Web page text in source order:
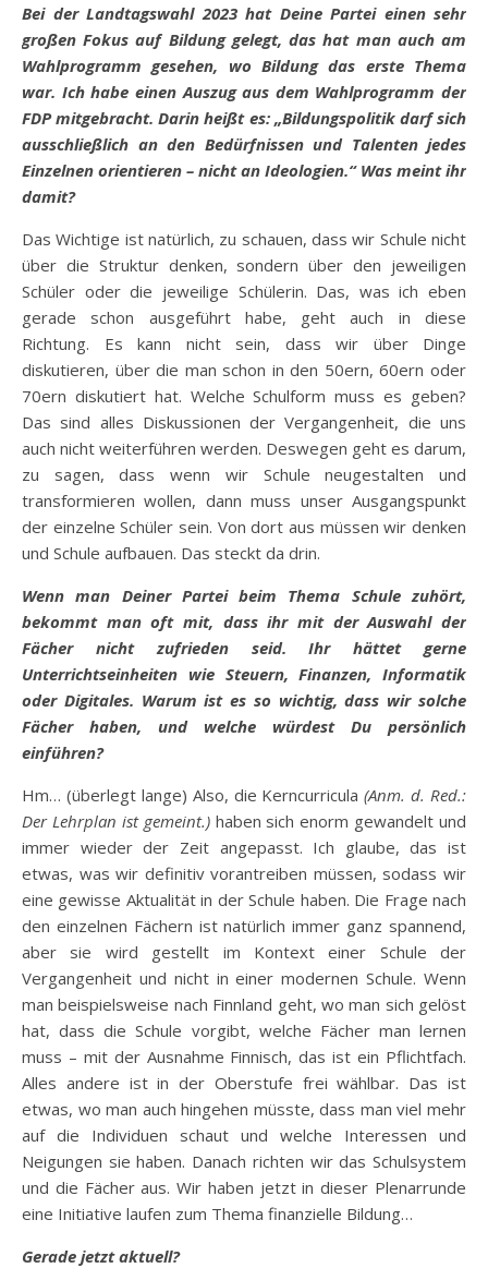
Bei der Landtagswahl 2023 hat Deine Partei einen sehr
großen Fokus auf Bildung gelegt, das hat man auch am
Wahlprogramm gesehen, wo Bildung das erste Thema
war. Ich habe einen Auszug aus dem Wahlprogramm der
FDP mitgebracht. Darin heißt es: „Bildungspolitik darf sich
ausschließlich an den Bedürfnissen und Talenten jedes
Einzelnen orientieren – nicht an Ideologien.“ Was meint ihr
damit?
Das Wichtige ist natürlich, zu schauen, dass wir Schule nicht
über die Struktur denken, sondern über den jeweiligen
Schüler oder die jeweilige Schülerin. Das, was ich eben
gerade schon ausgeführt habe, geht auch in diese
Richtung. Es kann nicht sein, dass wir über Dinge
diskutieren, über die man schon in den 50ern, 60ern oder
70ern diskutiert hat. Welche Schulform muss es geben?
Das sind alles Diskussionen der Vergangenheit, die uns
auch nicht weiterführen werden. Deswegen geht es darum,
zu sagen, dass wenn wir Schule neugestalten und
transformieren wollen, dann muss unser Ausgangspunkt
der einzelne Schüler sein. Von dort aus müssen wir denken
und Schule aufbauen. Das steckt da drin.
Wenn man Deiner Partei beim Thema Schule zuhört,
bekommt man oft mit, dass ihr mit der Auswahl der
Fächer nicht zufrieden seid. Ihr hättet gerne
Unterrichtseinheiten wie Steuern, Finanzen, Informatik
oder Digitales. Warum ist es so wichtig, dass wir solche
Fächer haben, und welche würdest Du persönlich
einführen?
Hm… (überlegt lange) Also, die Kerncurricula(Anm. d. Red.:
Der Lehrplan ist gemeint.)haben sich enorm gewandelt und
immer wieder der Zeit angepasst. Ich glaube, das ist
etwas, was wir definitiv vorantreiben müssen, sodass wir
eine gewisse Aktualität in der Schule haben. Die Frage nach
den einzelnen Fächern ist natürlich immer ganz spannend,
aber sie wird gestellt im Kontext einer Schule der
Vergangenheit und nicht in einer modernen Schule. Wenn
man beispielsweise nach Finnland geht, wo man sich gelöst
hat, dass die Schule vorgibt, welche Fächer man lernen
muss – mit der Ausnahme Finnisch, das ist ein Pflichtfach.
Alles andere ist in der Oberstufe frei wählbar. Das ist
etwas, wo man auch hingehen müsste, dass man viel mehr
auf die Individuen schaut und welche Interessen und
Neigungen sie haben. Danach richten wir das Schulsystem
und die Fächer aus. Wir haben jetzt in dieser Plenarrunde
eine Initiative laufen zum Thema finanzielle Bildung…
Gerade jetzt aktuell?